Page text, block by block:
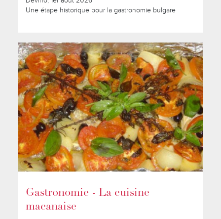
Une étape historique pour la gastronomie bulgare
Gastronomie - La cuisine
macanaise